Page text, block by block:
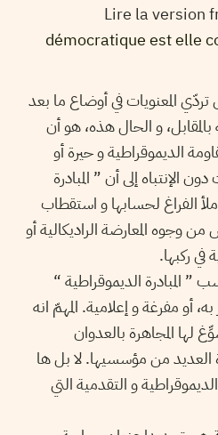
Lire la version
démocratique est elle
المعنويات في أوضاع ما بعد
و الحال هذه، هو أن
الديموقراطية و حيرة أو
الإنتباه إلى أن ” المبادرة
الفراغ لحسابها و استقطاب
وجوه المعارضة الراديكالية أو
في ركبها.
المبادرة الديموقراطية “
أو مفرغة و إعلامية. المهمّ انه
لها المجاهرة بالعدوان
العديد من مؤسسيها. لا بل ها
و التقدمية التي